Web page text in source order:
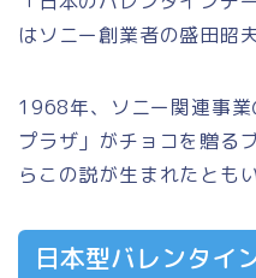
はソニー創業者の盛田昭
1968年、ソニー関連事
プラザ」 がチョコを贈る
らこの説が生まれたとも
日本型バレンタイ